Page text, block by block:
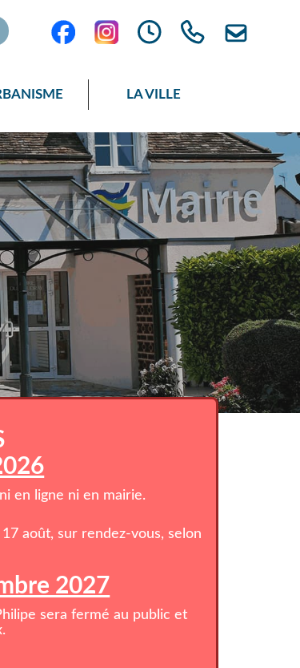
LA VILLE
en ligne ni en mairie.
août, sur rendez-vous, selon
2027
sera fermé au public et